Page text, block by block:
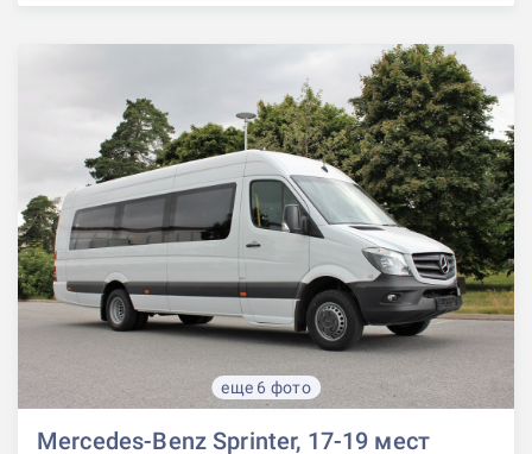
еще 6 фото
Mercedes-Benz Sprinter, 17-19 мест